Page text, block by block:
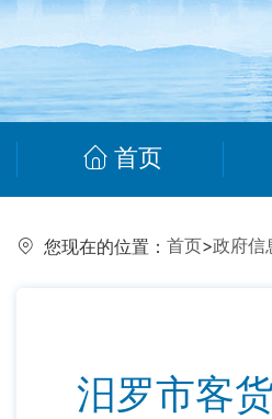
首页
您现在的位置： 首页>政府信
汨罗市客